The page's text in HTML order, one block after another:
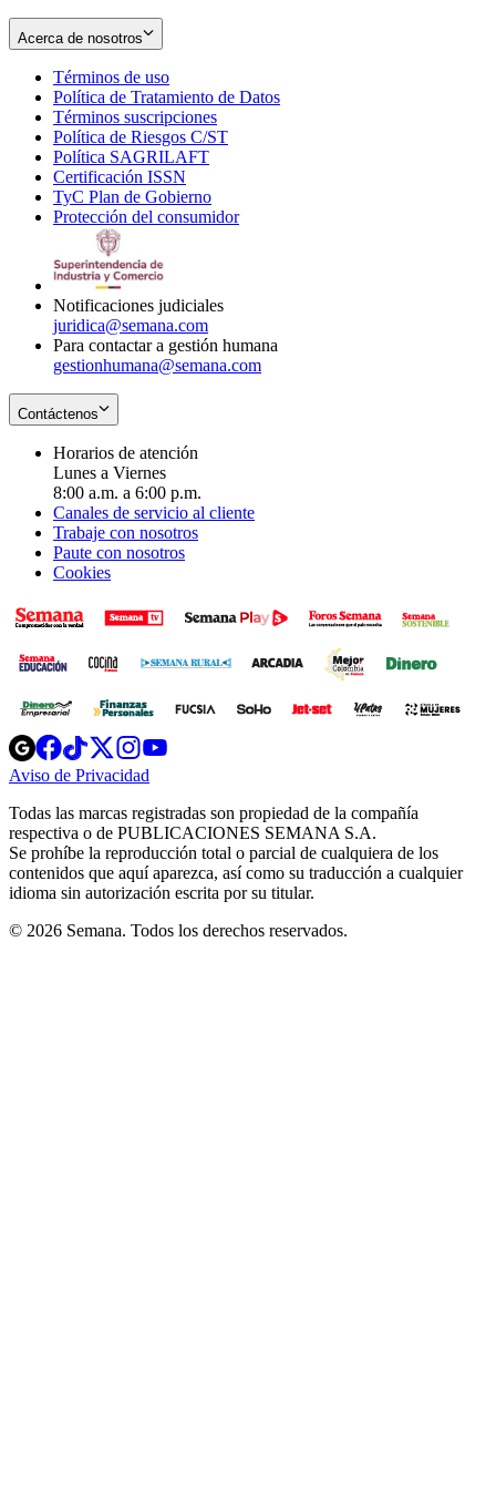
Acerca de nosotros
Términos de uso
in
new
window
Política de Tratamiento de Datos
Términos suscripciones
in
Política de Riesgos C/ST
Política SAGRILAFT
new
window
Certificación ISSN
in
new
TyC Plan de Gobierno
in
Protección del consumidorOpens
Notificaciones judiciales
juridica@semana.com
Para contactar a gestión humana
gestionhumana@semana.com
Contáctenos
Horarios de atención
Lunes a Viernes
8:00 a.m. a 6:00 p.m.
Canales de servicio al cliente
Trabaje con nosotros
Paute con nosotros
Cookies
Opens
in
new
Opens
in
new
Opens
in
new
window
Opens
new
windowwindow
Aviso de Privacidad
new
window
Todas las marcas registradas son propiedad de la compañía
respectiva o de PUBLICACIONES SEMANA S.A.
Se prohíbe la reproducción total o parcial de cualquiera de los
contenidos que aquí aparezca, así como su traducción a cualquier
idioma sin autorización escrita por su titular.
© 2026 Semana. Todos los derechos reservados.